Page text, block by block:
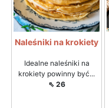
Naleśniki na krokiety
Idealne naleśniki na
krokiety powinny być...
⇖ 26